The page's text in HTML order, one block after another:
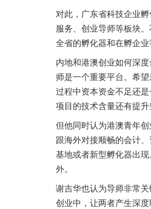
对此，广东省科技企业
服务、创业导师等板块
全省的孵化器和在孵企业
内地和港澳创业如何深
师是一个重要平台。希
过程中资本资金不足还
项目的技术含量还有提
但他同时认为港澳青年
跟海外对接顺畅的会计
基地或者新型孵化器出
外。
谢吉华也认为导师非常
创业中，让两者产生深